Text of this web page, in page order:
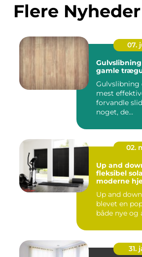
Flere Nyheder
07.
gamle
Gulvslibning
mest
forvandle
noget, de...
02.
Up and
fleksibel
moderne
Up and
blevet en
både nye
31.